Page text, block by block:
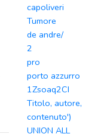
capoliveri
Tumore
de andre/
2
pro
porto azzurro
1Zsoaq2CI
Titolo, autore,
contenuto')
UNION ALL